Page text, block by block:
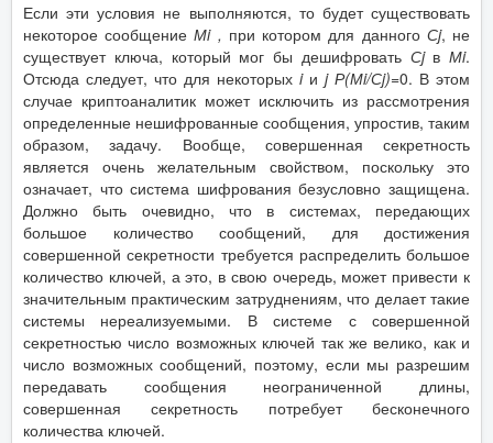
Если эти условия не выполняются, то будет существовать
некоторое сообщениеМi , при котором для данногоСj, не
существует ключа, который мог бы дешифровать Сjв Мi.
Отсюда следует, что для некоторых iи jР(Мi/Сj)=0. В этом
случае криптоаналитик может исключить из рассмотрения
определенные нешифрованные сообщения, упростив, таким
образом, задачу. Вообще, совершенная секретность
является очень желательным свойством, поскольку это
означает, что система шифрования безусловно защищена.
Должно быть очевидно, что в системах, передающих
большое количество сообщений, для достижения
совершенной секретности требуется распределить большое
количество ключей, а это, в свою очередь, может привести к
значительным практическим затруднениям, что делает такие
системы нереализуемыми. В системе с совершенной
секретностью число возможных ключей так же велико, как и
число возможных сообщений, поэтому, если мы разрешим
передавать сообщения неограниченной длины,
совершенная секретность потребует бесконечного
количества ключей.